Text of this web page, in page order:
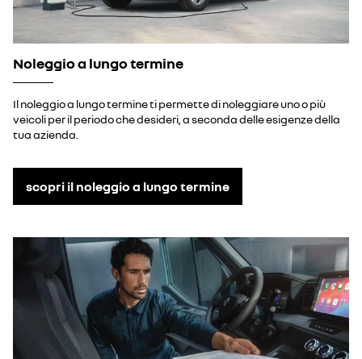
Noleggio a lungo termine
Il noleggio a lungo termine ti permette di noleggiare uno o più
veicoli per il periodo che desideri, a seconda delle esigenze della
tua azienda.
scopri il noleggio a lungo termine